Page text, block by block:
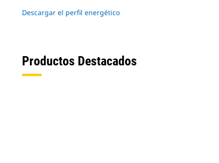
Descargar el perfil energético
Productos Destacados